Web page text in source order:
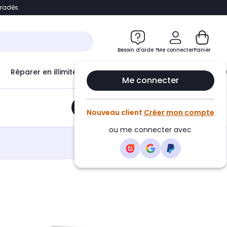
Accéder directement au chatbot
Besoin d'aide ?Me connecter
Me connecter
Nouveau client Créer mon compte
ou me connecter avec
Panier
Réparer en illimité avec Le Club Infinity
Ajouter au panier